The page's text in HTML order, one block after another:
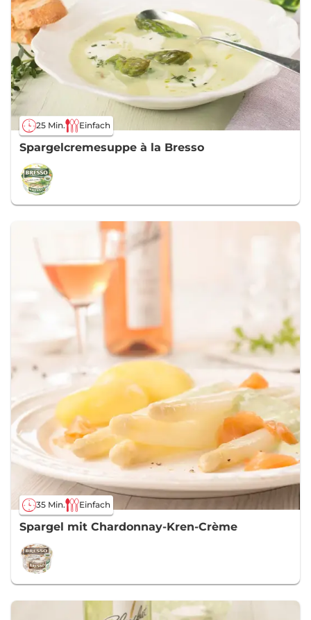
25 Min. Einfach
Spargelcremesuppe à la Bresso
35 Min. Einfach
Spargel mit Chardonnay-Kren-Crème